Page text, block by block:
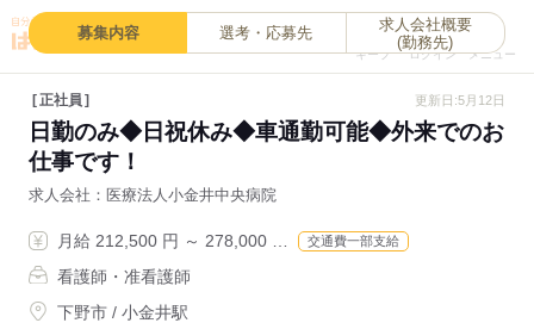
キープ
0
ログイン メニュー
募集内容 選考・応募先
求人会社概要
(勤務先)
正社員 更新日:5月12日
日勤のみ◆日祝休み◆車通勤可能◆外来でのお
仕事です！
求人会社 医療法人小金井中央病院
月給 212,500 円 ～ 278,000 … 交通費一部支給
看護師・准看護師
下野市 / 小金井駅